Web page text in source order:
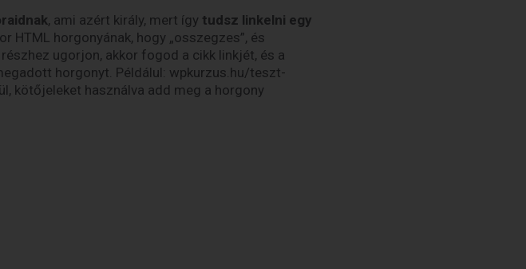
, ami azért király, mert így tudsz linkelni egy
HTML horgonyának, hogy „osszegzes”, és
ugorjon, akkor fogod a cikk linkjét, és a
horgonyt. Példálul: wpkurzus.hu/teszt-
kötőjeleket használva add meg a horgony